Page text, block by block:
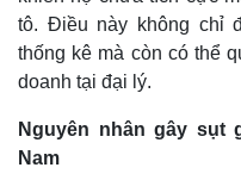
tô. Điều này không chỉ
thống kê mà còn có thể
doanh tại đại lý.
Nguyên nhân gây sụt
Nam